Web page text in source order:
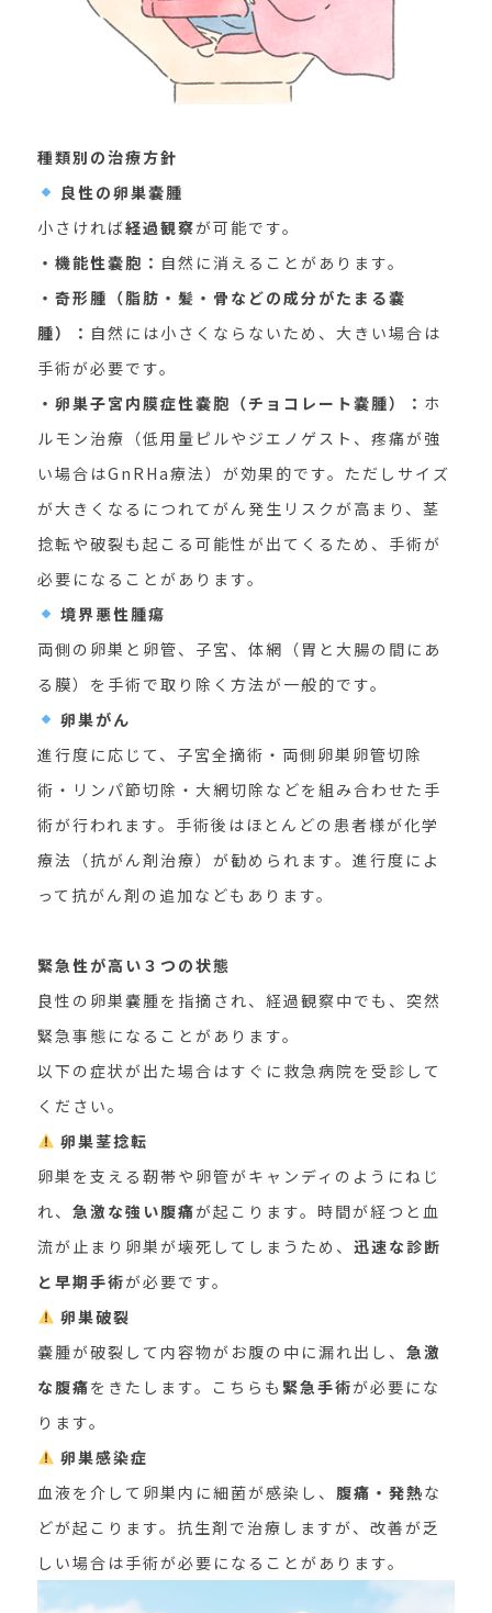
種類別の治療方針
良性の卵巣嚢腫
小さければ経過観察が可能です。
・機能性嚢胞： 自然に消えることがあります。
・奇形腫 （脂肪・髪・骨などの成分がたまる嚢
腫）： 自然には小さくならないため、大きい場合は
手術が必要です。
・卵巣子宮内膜症性嚢胞（チョコレート嚢腫）： ホ
ルモン治療（低用量ピルやジエノゲスト、疼痛が強
い場合はGnRHa療法）が効果的です。ただしサイズ
が大きくなるにつれてがん発生リスクが高まり、茎
捻転や破裂も起こる可能性が出てくるため、手術が
必要になることがあります。
境界悪性腫瘍
両側の卵巣と卵管、子宮、体網（胃と大腸の間にあ
る膜）を手術で取り除く方法が一般的です。
卵巣がん
進行度に応じて、子宮全摘術・両側卵巣卵管切除
術・リンパ節切除・大網切除などを組み合わせた手
術が行われます。手術後はほとんどの患者様が化学
療法（抗がん剤治療）が勧められます。進行度によ
って抗がん剤の追加などもあります。
緊急性が高い３つの状態
良性の卵巣嚢腫を指摘され、経過観察中でも、突然
緊急事態になることがあります。
以下の症状が出た場合はすぐに救急病院を受診して
ください。
卵巣茎捻転
卵巣を支える靭帯や卵管がキャンディのようにねじ
れ、 急激な強い腹痛が起こります。時間が経つと血
流が止まり卵巣が壊死してしまうため、 迅速な診断
と早期手術が必要です。
卵巣破裂
嚢腫が破裂して内容物がお腹の中に漏れ出し、 急激
な腹痛をきたします。こちらも 緊急手術が必要にな
ります。
卵巣感染症
血液を介して卵巣内に細菌が感染し、 腹痛・発熱な
どが起こります。抗生剤で治療しますが、改善が乏
しい場合は手術が必要になることがあります。